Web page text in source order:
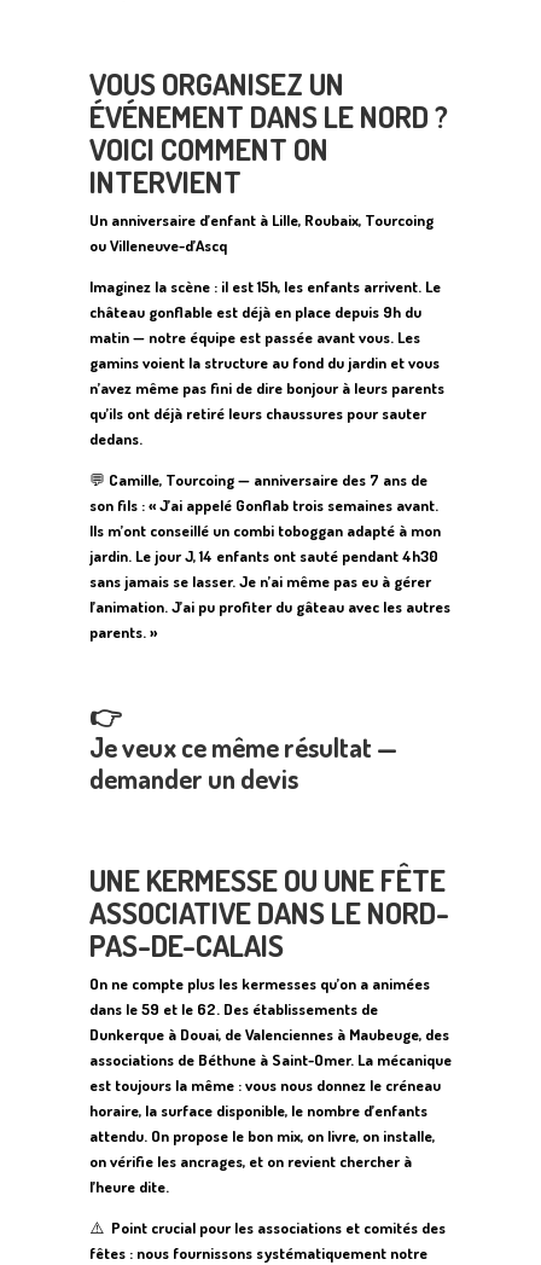
VOUS ORGANISEZ UN
ÉVÉNEMENT DANS LE NORD ?
VOICI COMMENT ON
INTERVIENT
Un anniversaire d’enfant à Lille, Roubaix, Tourcoing
ou Villeneuve-d’Ascq
Imaginez la scène : il est 15h, les enfants arrivent. Le
château gonflable est déjà en place depuis 9h du
matin — notre équipe est passée avant vous. Les
gamins voient la structure au fond du jardin et vous
n’avez même pas fini de dire bonjour à leurs parents
qu’ils ont déjà retiré leurs chaussures pour sauter
dedans.
💬 Camille, Tourcoing — anniversaire des 7 ans de
son fils : « J’ai appelé Gonflab trois semaines avant.
Ils m’ont conseillé un combi toboggan adapté à mon
jardin. Le jour J, 14 enfants ont sauté pendant 4h30
sans jamais se lasser. Je n’ai même pas eu à gérer
l’animation. J’ai pu profiter du gâteau avec les autres
parents. »
👉
Je veux ce même résultat —
demander un devis
UNE KERMESSE OU UNE FÊTE
ASSOCIATIVE DANS LE NORD-
PAS-DE-CALAIS
On ne compte plus les kermesses qu’on a animées
dans le 59 et le 62. Des établissements de
Dunkerque à Douai, de Valenciennes à Maubeuge, des
associations de Béthune à Saint-Omer. La mécanique
est toujours la même : vous nous donnez le créneau
horaire, la surface disponible, le nombre d’enfants
attendu. On propose le bon mix, on livre, on installe,
on vérifie les ancrages, et on revient chercher à
l’heure dite.
⚠️ Point crucial pour les associations et comités des
fêtes : nous fournissons systématiquement notre